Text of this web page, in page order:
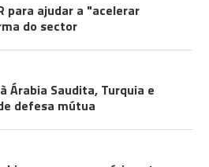
para ajudar a "acelerar
do sector
Árabia Saudita, Turquia e
defesa mútua